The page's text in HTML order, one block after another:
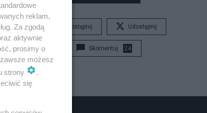
Udostępnij Udostępnij
Skomentuj 24
reklam,
Za zgodą
aktywnie
prosimy o
możesz
strony
.
się